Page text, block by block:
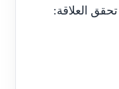
العلاقة: